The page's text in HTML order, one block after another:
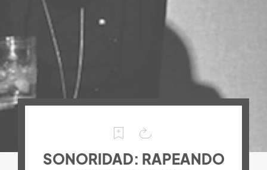
SONORIDAD: RAPEANDO